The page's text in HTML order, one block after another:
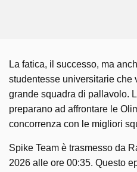
La fatica, il successo, ma
studentesse universitarie che
grande squadra di pallavolo.
preparano ad affrontare le
concorrenza con le migliori
Spike Team è trasmesso da
2026 alle ore 00:35. Questo